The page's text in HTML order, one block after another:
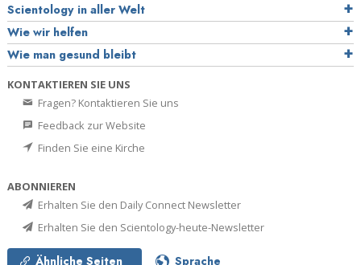
Scientology in aller Welt
Wie wir helfen
Wie man gesund bleibt
KONTAKTIEREN SIE UNS
Fragen? Kontaktieren Sie uns
Feedback zur Website
Finden Sie eine Kirche
ABONNIEREN
Erhalten Sie den Daily Connect Newsletter
Erhalten Sie den Scientology-heute-Newsletter
Ähnliche Seiten Sprache